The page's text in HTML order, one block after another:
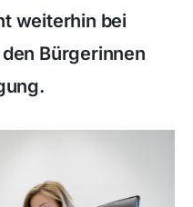
weiterhin bei
Bürgerinnen